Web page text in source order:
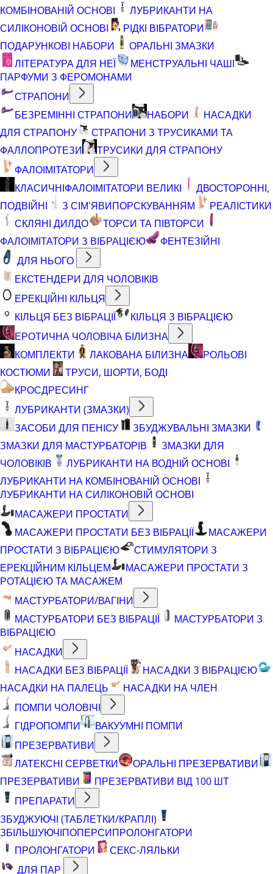
КОМБІНОВАНІЙ ОСНОВІ
ЛУБРИКАНТИ НА
СИЛІКОНОВІЙ ОСНОВІ
РІДКІ ВІБРАТОРИ
ПОДАРУНКОВІ НАБОРИ
ОРАЛЬНІ ЗМАЗКИ
ЛІТЕРАТУРА ДЛЯ НЕЇ
МЕНСТРУАЛЬНІ ЧАШІ
ПАРФУМИ З ФЕРОМОНАМИ
СТРАПОНИ
БЕЗРЕМІННІ СТРАПОНИ
НАБОРИ
НАСАДКИ
ДЛЯ СТРАПОНУ
СТРАПОНИ З ТРУСИКАМИ ТА
ФАЛЛОПРОТЕЗИ
ТРУСИКИ ДЛЯ СТРАПОНУ
ФАЛОІМІТАТОРИ
КЛАСИЧНІФАЛОІМІТАТОРИ ВЕЛИКІ
ДВОСТОРОННІ,
ПОДВІЙНІ
З СІМ'ЯВИПОРСКУВАННЯМ
РЕАЛІСТИКИ
СКЛЯНІ ДИЛДО
ТОРСИ ТА ПІВТОРСИ
ФАЛОІМІТАТОРИ З ВІБРАЦІЄЮ
ФЕНТЕЗІЙНІ
ДЛЯ НЬОГО
ЕКСТЕНДЕРИ ДЛЯ ЧОЛОВІКІВ
ЕРЕКЦІЙНІ КІЛЬЦЯ
КІЛЬЦЯ БЕЗ ВІБРАЦІЇ
КІЛЬЦЯ З ВІБРАЦІЄЮ
ЕРОТИЧНА ЧОЛОВІЧА БІЛИЗНА
КОМПЛЕКТИ
ЛАКОВАНА БІЛИЗНА
РОЛЬОВІ
КОСТЮМИ
ТРУСИ, ШОРТИ, БОДІ
КРОСДРЕСИНГ
ЛУБРИКАНТИ (ЗМАЗКИ)
ЗАСОБИ ДЛЯ ПЕНІСУ
ЗБУДЖУВАЛЬНІ ЗМАЗКИ
ЗМАЗКИ ДЛЯ МАСТУРБАТОРІВ
ЗМАЗКИ ДЛЯ
ЧОЛОВІКІВ
ЛУБРИКАНТИ НА ВОДНІЙ ОСНОВІ
ЛУБРИКАНТИ НА КОМБІНОВАНІЙ ОСНОВІ
ЛУБРИКАНТИ НА СИЛІКОНОВІЙ ОСНОВІ
МАСАЖЕРИ ПРОСТАТИ
МАСАЖЕРИ ПРОСТАТИ БЕЗ ВІБРАЦІЇ
МАСАЖЕРИ
ПРОСТАТИ З ВІБРАЦІЄЮ
СТИМУЛЯТОРИ З
ЕРЕКЦІЙНИМ КІЛЬЦЕМ
МАСАЖЕРИ ПРОСТАТИ З
РОТАЦІЄЮ ТА МАСАЖЕМ
МАСТУРБАТОРИ/ВАГІНИ
МАСТУРБАТОРИ БЕЗ ВІБРАЦІЇ
МАСТУРБАТОРИ З
ВІБРАЦІЄЮ
НАСАДКИ
НАСАДКИ БЕЗ ВІБРАЦІЇ
НАСАДКИ З ВІБРАЦІЄЮ
НАСАДКИ НА ПАЛЕЦЬ
НАСАДКИ НА ЧЛЕН
ПОМПИ ЧОЛОВІЧІ
ГІДРОПОМПИ
ВАКУУМНІ ПОМПИ
ПРЕЗЕРВАТИВИ
ЛАТЕКСНІ СЕРВЕТКИ
ОРАЛЬНІ ПРЕЗЕРВАТИВИ
ПРЕЗЕРВАТИВИ
ПРЕЗЕРВАТИВИ ВІД 100 ШТ
ПРЕПАРАТИ
ЗБУДЖУЮЧІ (ТАБЛЕТКИ/КРАПЛІ)
ЗБІЛЬШУЮЧІПОПЕРСИПРОЛОНГАТОРИ
ПРОЛОНГАТОРИ
СЕКС-ЛЯЛЬКИ
ДЛЯ ПАР